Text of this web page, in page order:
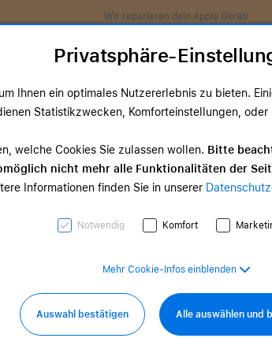
Wir reparieren dein Apple Gerät!
TV & Home Zubehör
Zubehör
Zubehör
Privatsphäre-
Ihnen ein optimales Nutzererlebnis zu bieten.
Statistikzwecken, Komforteinstellungen,
welche Cookies Sie zulassen wollen. Bitte
nicht mehr alle Funktionalitäten der
Informationen finden Sie in unserer
Notwendig Komfort
Mehr Cookie-Infos einblenden
Auswahl bestätigen Alle auswählen und